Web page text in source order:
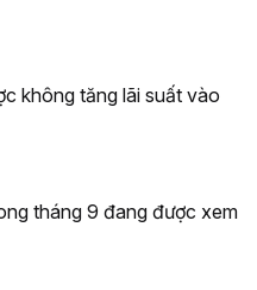
không tăng lãi suất vào
tháng 9 đang được xem